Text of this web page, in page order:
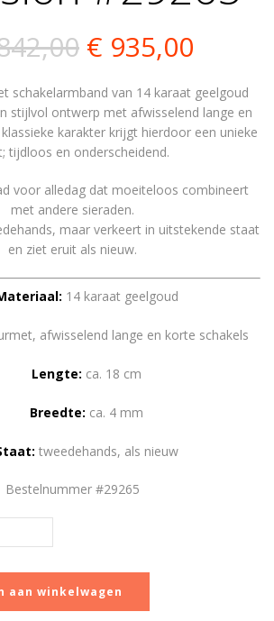
prijs
was:
€ 1.842,00.
€ 935,00
prijs
is:
schakelarmband van 14 karaat geelgoud
stijlvol ontwerp met afwisselend lange en
karakter krijgt hierdoor een unieke
tijdloos en onderscheidend.
voor alledag dat moeiteloos combineert
met andere sieraden.
maar verkeert in uitstekende staat
en ziet eruit als nieuw.
14 karaat geelgoud
afwisselend lange en korte schakels
Lengte: ca. 18 cm
Breedte: ca. 4 mm
tweedehands, als nieuw
Bestelnummer #29265
aan winkelwagen